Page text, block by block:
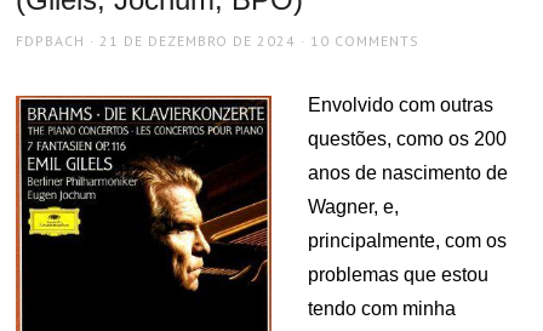
AUTHOR
FDPBACH
POSTED
21 DE DEZEMBRO DE 2024 10 COMMENTS
Envolvido com outras
questões, como os 200
anos de nascimento de
Wagner, e,
principalmente, com os
problemas que estou
tendo com minha